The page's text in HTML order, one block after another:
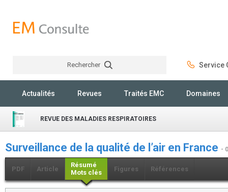
Rechercher Service
Actualités Revues Traités EMC Domaines
REVUE DES MALADIES RESPIRATOIRES
Surveillance de la qualité de l’air en France -
PDF Article
Résumé
Mots clés
Figures Références